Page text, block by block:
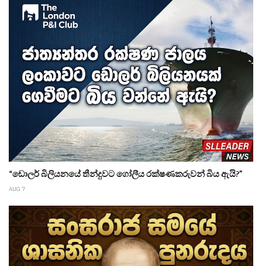
“ඩොලර් බිලියනයේ තීන්දුවට ගෝලීය රක්ෂණකරුවන් බිය ඇයි?”
AUG 7